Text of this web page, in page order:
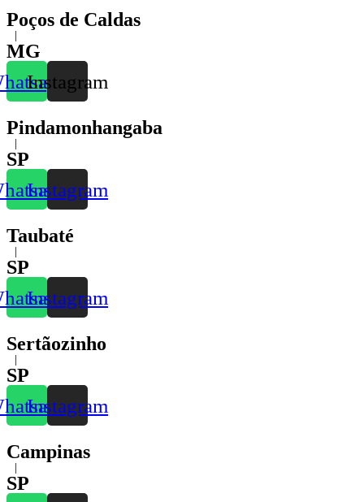
Poços de Caldas
|
MG
Instagram
Pindamonhangaba
|
SP
Instagram
Taubaté
|
SP
Instagram
Sertãozinho
|
SP
Instagram
Campinas
|
SP